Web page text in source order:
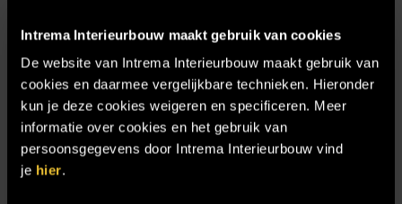
Intrema Interieurbouw maakt gebruik van cookies
De website van Intrema Interieurbouw maakt gebruik van
cookies en daarmee vergelijkbare technieken. Hieronder
kun je deze cookies weigeren en specificeren. Meer
informatie over cookies en het gebruik van
persoonsgegevens door Intrema Interieurbouw vind
je hier.
Particulier project: Luxueus Appartement
Particulier project: Luxueuze elegantie
Particulier project: Moderne Woonvilla
Particulier project: Stijlvolle Woonvilla
Particulier project: Woonvilla met exclusief maatwerk